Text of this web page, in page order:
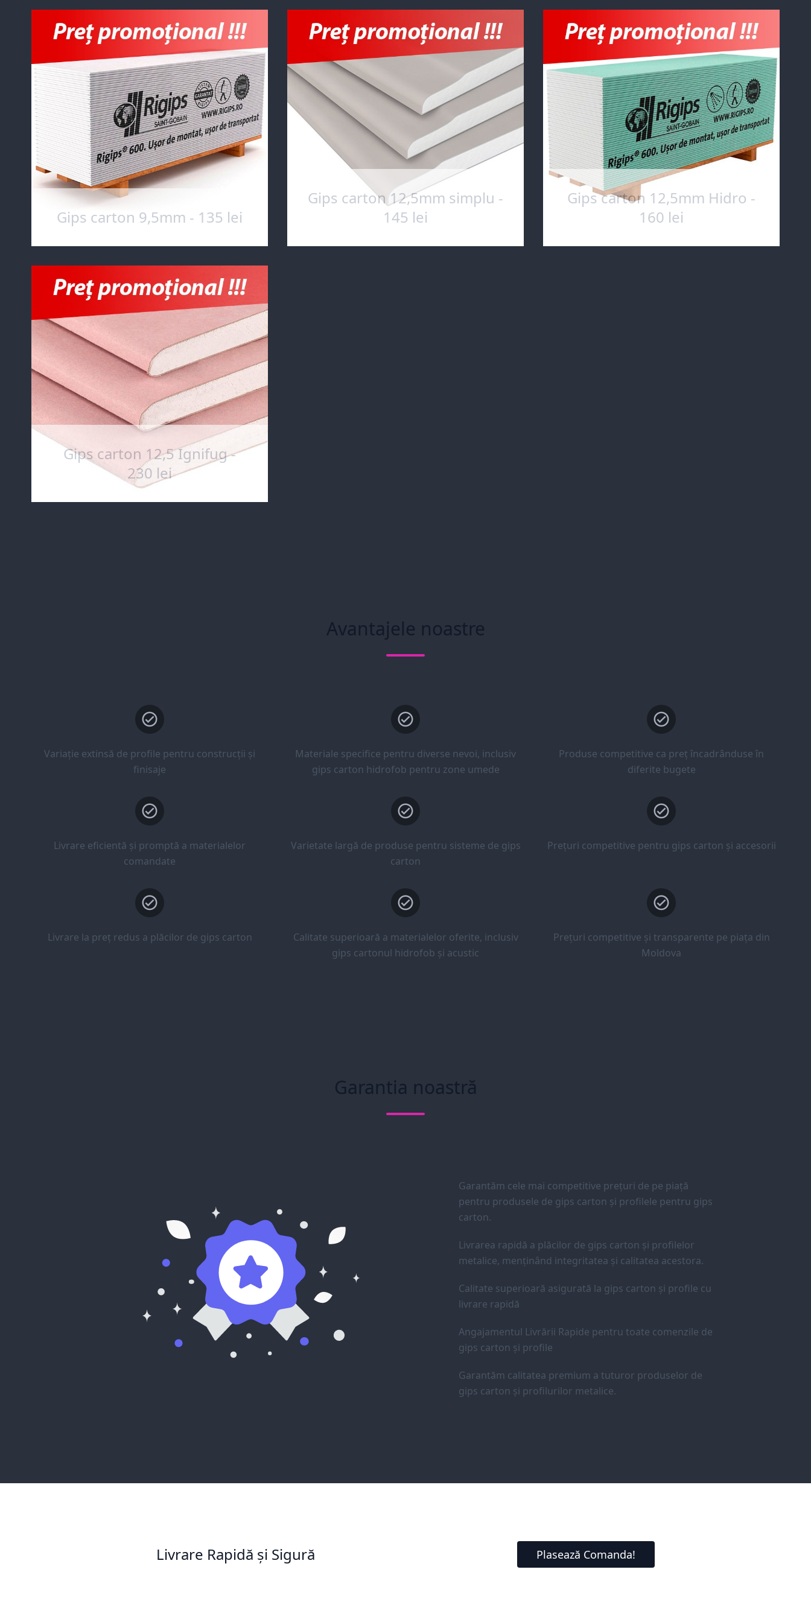
Gips carton 9,5mm - 135 lei
Gips carton 12,5mm simplu -
145 lei
Gips carton 12,5mm Hidro -
160 lei
Gips carton 12,5 Ignifug -
230 lei
Avantajele noastre
Variație extinsă de profile pentru construcții și
finisaje
Materiale specifice pentru diverse nevoi, inclusiv
gips carton hidrofob pentru zone umede
Produse competitive ca preț încadrânduse în
diferite bugete
Livrare eficientă și promptă a materialelor
comandate
Varietate largă de produse pentru sisteme de gips
carton
Prețuri competitive pentru gips carton și accesorii
Livrare la preț redus a plăcilor de gips carton
Calitate superioară a materialelor oferite, inclusiv
gips cartonul hidrofob și acustic
Prețuri competitive și transparente pe piața din
Moldova
Garantia noastră
Garantăm cele mai competitive prețuri de pe piață
pentru produsele de gips carton și profilele pentru gips
carton.
Livrarea rapidă a plăcilor de gips carton și profilelor
metalice, menținând integritatea și calitatea acestora.
Calitate superioară asigurată la gips carton și profile cu
livrare rapidă
Angajamentul Livrării Rapide pentru toate comenzile de
gips carton și profile
Garantăm calitatea premium a tuturor produselor de
gips carton și profilurilor metalice.
Livrare Rapidă și Sigură Plasează Comanda!